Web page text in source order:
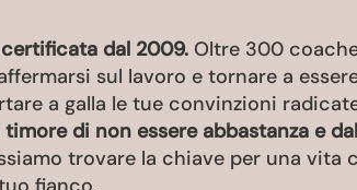
dal 2009. Oltre 300
sul lavoro e tornare a
a galla le tue convinzioni
di non essere abbastanza e
trovare la chiave per una vita